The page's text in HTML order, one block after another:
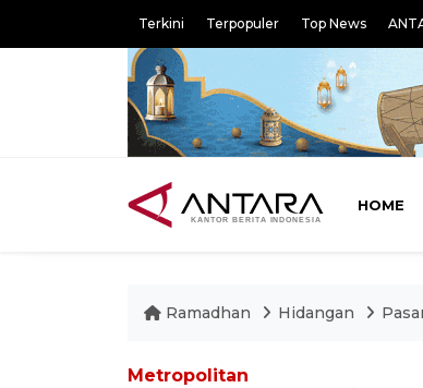
Terkini Terpopuler Top News
HOME
Ramadhan Hidangan
Metropolitan